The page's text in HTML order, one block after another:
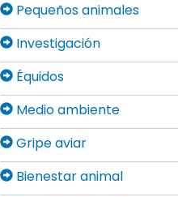
Pequeños animales
Investigación
Équidos
Medio ambiente
Gripe aviar
Bienestar animal